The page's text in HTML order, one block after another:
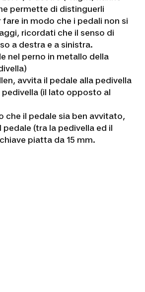
permette di distinguerli
fare in modo che i pedali non si
ricordati che il senso di
a destra e a sinistra.
nel perno in metallo della
avvita il pedale alla pedivella
(il lato opposto al
che il pedale sia ben avvitato,
(tra la pedivella ed il
piatta da 15 mm.